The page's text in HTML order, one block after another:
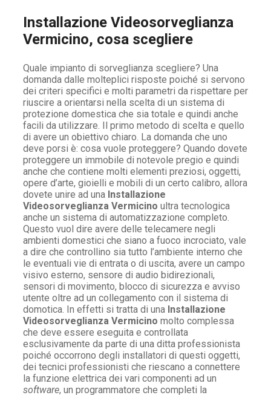
Installazione Videosorveglianza
Vermicino, cosa scegliere
Quale impianto di sorveglianza scegliere? Una
domanda dalle molteplici risposte poiché si servono
dei criteri specifici e molti parametri da rispettare per
riuscire a orientarsi nella scelta di un sistema di
protezione domestica che sia totale e quindi anche
facili da utilizzare. Il primo metodo di scelta e quello
di avere un obiettivo chiaro. La domanda che uno
deve porsi è: cosa vuole proteggere? Quando dovete
proteggere un immobile di notevole pregio e quindi
anche che contiene molti elementi preziosi, oggetti,
opere d’arte, gioielli e mobili di un certo calibro, allora
dovete unire ad una Installazione
Videosorveglianza Vermicino ultra tecnologica
anche un sistema di automatizzazione completo.
Questo vuol dire avere delle telecamere negli
ambienti domestici che siano a fuoco incrociato, vale
a dire che controllino sia tutto l’ambiente interno che
le eventuali vie di entrata o di uscita, avere un campo
visivo esterno, sensore di audio bidirezionali,
sensori di movimento, blocco di sicurezza e avviso
utente oltre ad un collegamento con il sistema di
domotica. In effetti si tratta di una Installazione
Videosorveglianza Vermicino molto complessa
che deve essere eseguita e controllata
esclusivamente da parte di una ditta professionista
poiché occorrono degli installatori di questi oggetti,
dei tecnici professionisti che riescano a connettere
la funzione elettrica dei vari componenti ad un
software, un programmatore che completi la